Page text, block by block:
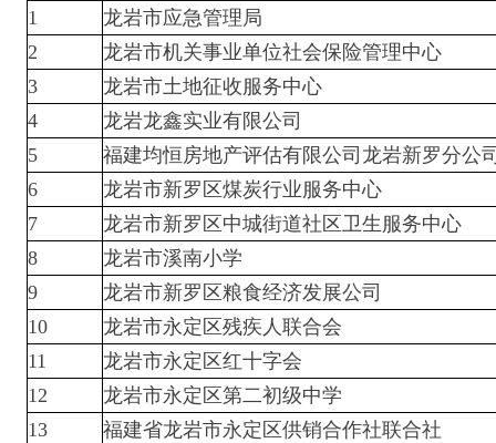
1
龙岩市应急管理局
2
龙岩市机关事业单位社会保险管理中心
3
龙岩市土地征收服务中心
4
龙岩龙鑫实业有限公司
5
福建均恒房地产评估有限公司龙岩新罗分公
6
龙岩市新罗区煤炭行业服务中心
7
龙岩市新罗区中城街道社区卫生服务中心
8
龙岩市溪南小学
9
龙岩市新罗区粮食经济发展公司
10
龙岩市永定区残疾人联合会
11
龙岩市永定区红十字会
12
龙岩市永定区第二初级中学
13
福建省龙岩市永定区供销合作社联合社